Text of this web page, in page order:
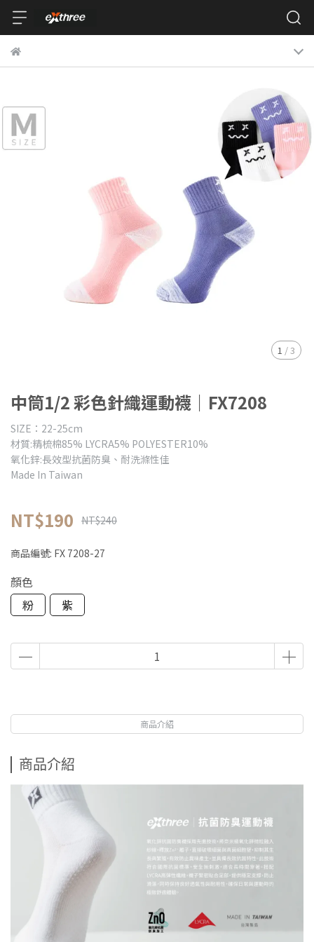
1 /3
中筒1/2 彩色針織運動襪｜FX7208
SIZE：22-25cm
材質:精梳棉85% LYCRA5% POLYESTER10%
氧化鋅:長效型抗菌防臭、耐洗滌性佳
Made In Taiwan
NT$190 NT$240
商品編號: FX 7208-27
顏色
粉
紫
商品介紹
商品介紹